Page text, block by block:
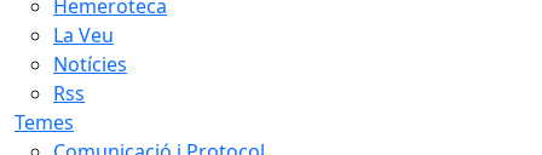
Hemeroteca
La Veu
Notícies
Rss
Temes